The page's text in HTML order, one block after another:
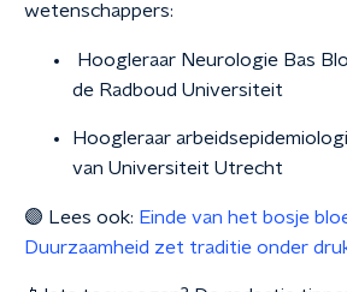
wetenschappers:
Hoogleraar Neurologie Bas
de Radboud Universiteit
Hoogleraar
van Universiteit Utrecht
🟣 Lees ook: Einde van het bosje
Duurzaamheid zet traditie onder